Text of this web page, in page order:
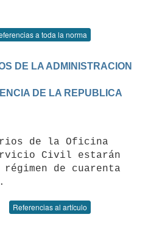
a toda la norma
DE LA ADMINISTRACION
DE LA REPUBLICA
Civil estarán
régimen de cuarenta
Referencias al artículo